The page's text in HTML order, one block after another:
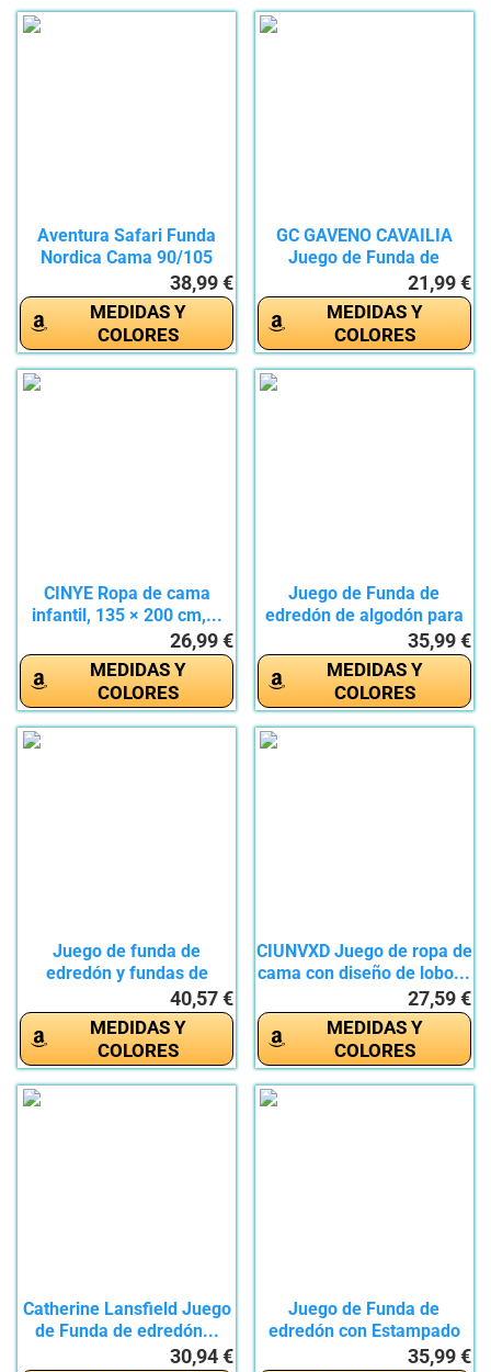
Aventura Safari Funda
Nordica Cama 90/105
38,99 €
MEDIDAS Y
COLORES
GC GAVENO CAVAILIA
Juego de Funda de
edredón de...21,99 €
MEDIDAS Y
COLORES
CINYE Ropa de cama
infantil, 135 × 200 cm,...
26,99 €
MEDIDAS Y
COLORES
Juego de Funda de
edredón de algodón para
35,99 €
MEDIDAS Y
COLORES
Juego de funda de
edredón y fundas de
almohada...40,57 €
MEDIDAS Y
COLORES
CIUNVXD Juego de ropa de
cama con diseño de lobo...
27,59 €
MEDIDAS Y
COLORES
Catherine Lansfield Juego
de Funda de edredón...
30,94 €
Juego de Funda de
edredón con Estampado
35,99 €